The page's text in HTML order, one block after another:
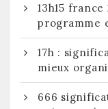
13h15
programme
17h :
mieux
666